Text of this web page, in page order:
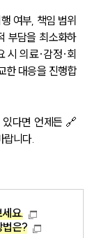
여부, 책임 범위
부담을 최소화하
시 의료·감정·회
한 대응을 진행합
있다면 언제든 🔗
랍니다.
요.
법은?